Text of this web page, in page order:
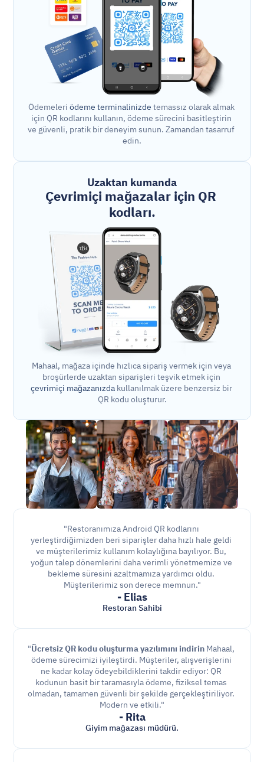
Ödemeleri ödeme terminalinizde temassız olarak almak
için QR kodlarını kullanın, ödeme sürecini basitleştirin
ve güvenli, pratik bir deneyim sunun. Zamandan tasarruf
edin.
Uzaktan kumanda
Çevrimiçi mağazalar için QR
kodları.
Mahaal, mağaza içinde hızlıca sipariş vermek için veya
çevrimiçi mağazanızda kullanılmak üzere benzersiz bir
QR kodu oluşturur.
"Restoranımıza Android QR kodlarını
yerleştirdiğimizden beri siparişler daha hızlı hale geldi
ve müşterilerimiz kullanım kolaylığına bayılıyor. Bu,
yoğun talep dönemlerini daha verimli yönetmemize ve
bekleme süresini azaltmamıza yardımcı oldu.
Müşterilerimiz son derece memnun."
- Elias
Restoran Sahibi
"Ücretsiz QR kodu oluşturma yazılımını indirin Mahaal,
ödeme sürecimizi iyileştirdi. Müşteriler, alışverişlerini
ne kadar kolay ödeyebildiklerini takdir ediyor: QR
kodunun basit bir taramasıyla ödeme, fiziksel temas
olmadan, tamamen güvenli bir şekilde gerçekleştiriliyor.
Modern ve etkili."
- Rita
Giyim mağazası müdürü.